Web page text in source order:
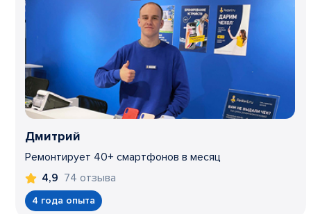
Дмитрий
Ремонтирует 40+ смартфонов в месяц
4,9 74 отзыва
4 года опыта